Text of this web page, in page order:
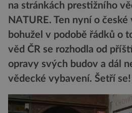
na stránkách prestižního
NATURE. Ten nyní o české
bohužel v podobě řádků o
věd ČR se rozhodla od
opravy svých budov a dál
vědecké vybavení. Šetří se!